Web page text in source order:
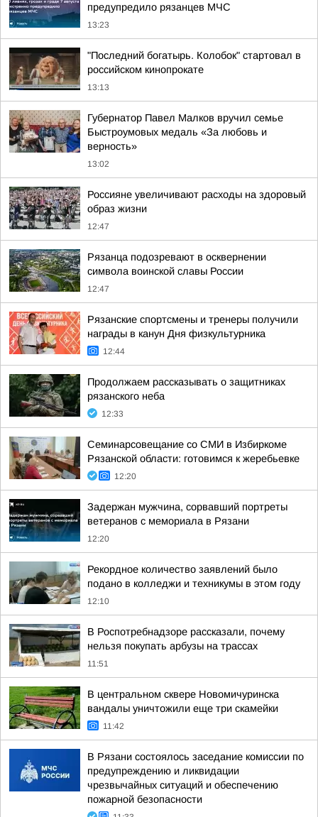
предупредило рязанцев МЧС
13:23
"Последний богатырь. Колобок" стартовал в
российском кинопрокате
13:13
Губернатор Павел Малков вручил семье
Быстроумовых медаль «За любовь и
верность»
13:02
Россияне увеличивают расходы на здоровый
образ жизни
12:47
Рязанца подозревают в осквернении
символа воинской славы России
12:47
Рязанские спортсмены и тренеры получили
награды в канун Дня физкультурника
12:44
Продолжаем рассказывать о защитниках
рязанского неба
12:33
Семинарсовещание со СМИ в Избиркоме
Рязанской области: готовимся к жеребьевке
12:20
Задержан мужчина, сорвавший портреты
ветеранов с мемориала в Рязани
12:20
Рекордное количество заявлений было
подано в колледжи и техникумы в этом году
12:10
В Роспотребнадзоре рассказали, почему
нельзя покупать арбузы на трассах
11:51
В центральном сквере Новомичуринска
вандалы уничтожили еще три скамейки
11:42
В Рязани состоялось заседание комиссии по
предупреждению и ликвидации
чрезвычайных ситуаций и обеспечению
пожарной безопасности